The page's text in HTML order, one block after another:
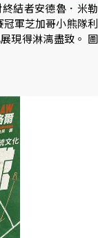
結者安德魯．米勒
軍芝加哥小熊隊利
現得淋漓盡致。 圖